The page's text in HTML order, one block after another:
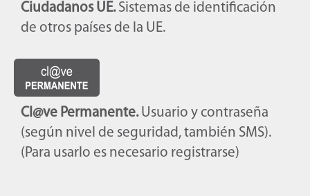
Ciudadanos UE. Sistemas de identificación
de otros países de la UE.
Cl@ve Permanente. Usuario y contraseña
(según nivel de seguridad, también SMS).
(Para usarlo es necesario registrarse)